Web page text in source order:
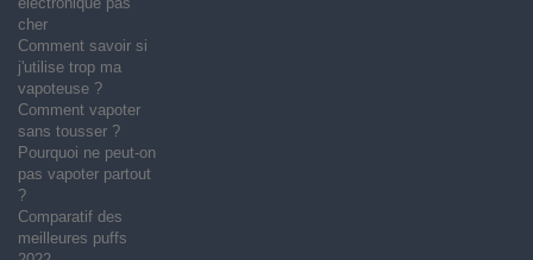
cher
Comment savoir si
j'utilise trop ma
vapoteuse ?
Comment vapoter
sans tousser ?
Pourquoi ne peut-on
pas vapoter partout
?
Comparatif des
meilleures puffs